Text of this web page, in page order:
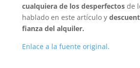
cualquiera de los desperfectosde
hablado en este artículo y
fianza del alquiler.
Enlace a la fuente original.